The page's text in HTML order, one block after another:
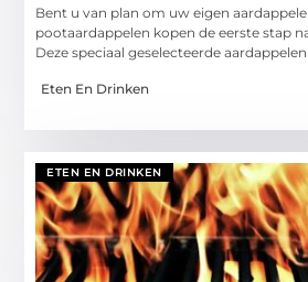
Bent u van plan om uw eigen
pootaardappelen kopen de eerste stap
Deze speciaal geselecteerde aardappelen
Eten En Drinken
ETEN EN DRINKEN